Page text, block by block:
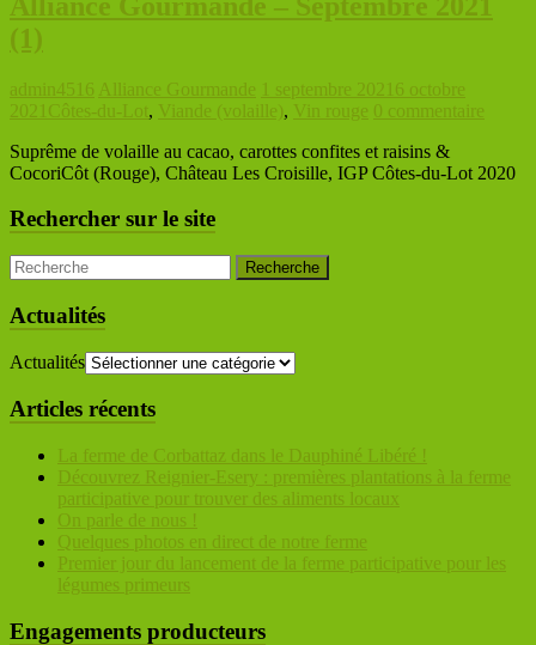
(1)
admin4516 Alliance Gourmande 1 septembre 2021 6 octobre
2021 Côtes-du-Lot, Viande (volaille), Vin rouge 0 commentaire
Suprême de volaille au cacao, carottes confites et raisins &
CocoriCôt (Rouge), Château Les Croisille, IGP Côtes-du-Lot 2020
Rechercher sur le site
Actualités
Actualités
Articles récents
La ferme de Corbattaz dans le Dauphiné Libéré !
Découvrez Reignier-Esery : premières plantations à la ferme
participative pour trouver des aliments locaux
On parle de nous !
Quelques photos en direct de notre ferme
Premier jour du lancement de la ferme participative pour les
légumes primeurs
Engagements producteurs